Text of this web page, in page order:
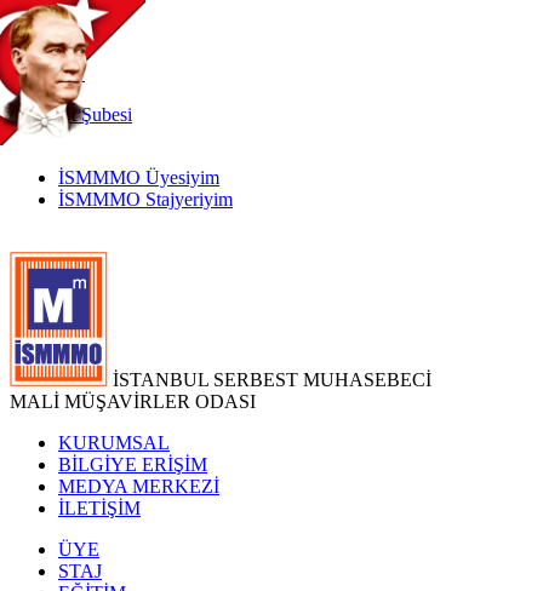
TR
|
EN
İnternetŞubesi
İSMMMO Üyesiyim
İSMMMO Stajyeriyim
İSTANBUL SERBEST MUHASEBECİ
MALİ MÜŞAVİRLER ODASI
KURUMSAL
BİLGİYE ERİŞİM
MEDYA MERKEZİ
İLETİŞİM
ÜYE
STAJ